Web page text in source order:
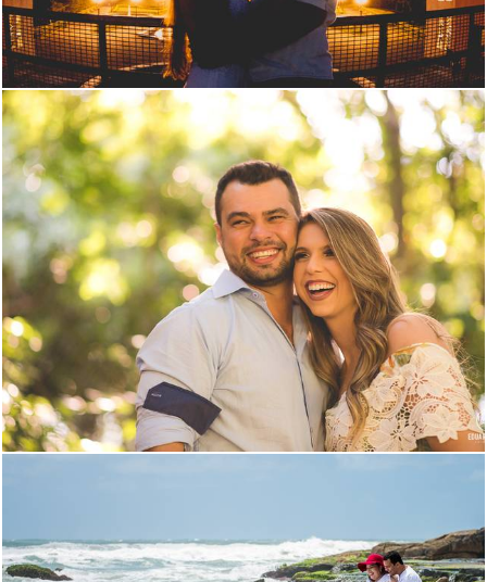
1711 244